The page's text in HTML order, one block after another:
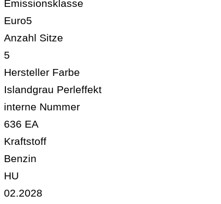
Emissionsklasse
Euro5
Anzahl Sitze
5
Hersteller Farbe
Islandgrau Perleffekt
interne Nummer
636 EA
Kraftstoff
Benzin
HU
02.2028